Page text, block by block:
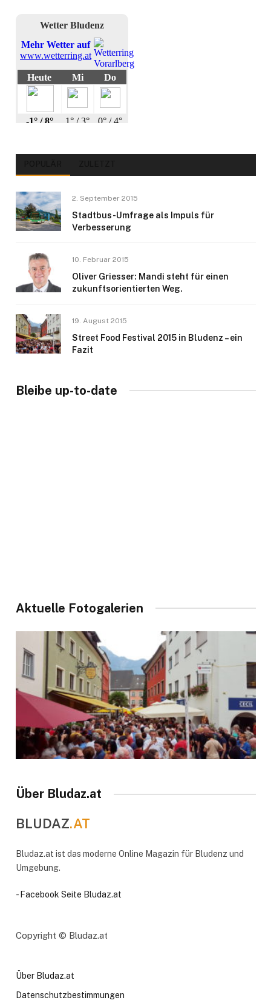
2. September 2015
Stadtbus-Umfrage als Impuls für
Verbesserung
10. Februar 2015
Oliver Griesser: Mandi steht für einen
zukunftsorientierten Weg.
19. August 2015
Street Food Festival 2015 in Bludenz – ein
Fazit
Bleibe up-to-date
Aktuelle Fotogalerien
Über Bludaz.at
BLUDAZ.AT
Bludaz.at ist das moderne Online Magazin für Bludenz und
Umgebung.
- Facebook Seite Bludaz.at
Copyright © Bludaz.at
Über Bludaz.at
Datenschutzbestimmungen